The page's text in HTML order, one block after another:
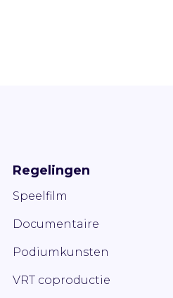
Regelingen
Speelfilm
Documentaire
Podiumkunsten
VRT coproductie